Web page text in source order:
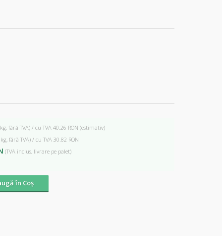
fără TVA) / cu TVA 40.26 RON (estimativ)
fără TVA) / cu TVA 30.82 RON
(TVA inclus, livrare pe palet)
în Coş